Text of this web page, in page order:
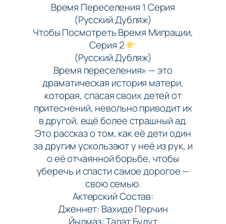
Время Переселения 1 Серия
(Русский Дубляж)
Чтобы Посмотреть Время Миграции,
Серия 2
(Русский Дубляж)
Время переселения» — это
драматическая история матери,
которая, спасая своих детей от
притеснений, невольно приводит их
в другой, ещё более страшный ад.
Это рассказ о том, как её дети один
за другим ускользают у неё из рук, и
о её отчаянной борьбе, чтобы
уберечь и спасти самое дорогое —
свою семью.
Актерский Состав:
Дженнет: Вахиде Перчин